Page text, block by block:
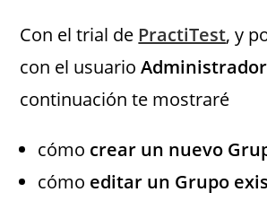
Con el trial de PractiTest, y
con el usuarioAdministrador
continuación te mostraré
cómo crear un nuevo
cómo editar un Grupo